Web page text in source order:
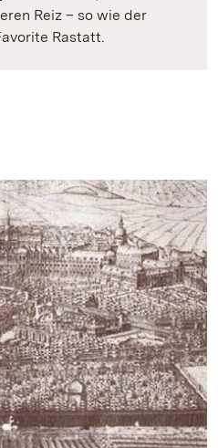
Reiz – so wie der
Rastatt.